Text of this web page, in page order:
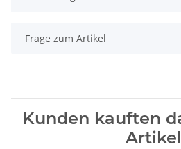
Frage zum Artikel
Kunden kauften